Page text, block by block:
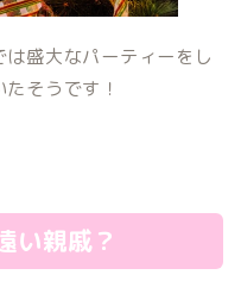
盛大なパーティーをし
そうです！
い親戚？